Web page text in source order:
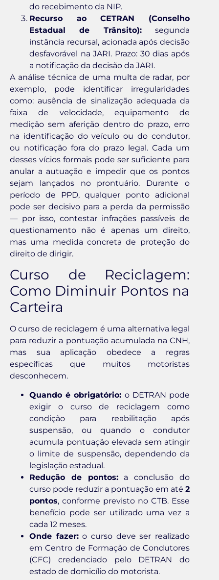
do recebimento da NIP.
Recurso ao CETRAN (Conselho
Estadual de Trânsito):segunda
instância recursal, acionada após decisão
desfavorável na JARI. Prazo: 30 dias após
a notificação da decisão da JARI.
A análise técnica de uma multa de radar, por
exemplo, pode identificar irregularidades
como: ausência de sinalização adequada da
faixa de velocidade, equipamento de
medição sem aferição dentro do prazo, erro
na identificação do veículo ou do condutor,
ou notificação fora do prazo legal. Cada um
desses vícios formais pode ser suficiente para
anular a autuação e impedir que os pontos
sejam lançados no prontuário. Durante o
período de PPD, qualquer ponto adicional
pode ser decisivo para a perda da permissão
— por isso, contestar infrações passíveis de
questionamento não é apenas um direito,
mas uma medida concreta de proteção do
direito de dirigir.
Curso de Reciclagem:
Como Diminuir Pontos na
Carteira
O curso de reciclagem é uma alternativa legal
para reduzir a pontuação acumulada na CNH,
mas sua aplicação obedece a regras
específicas que muitos motoristas
desconhecem.
Quando é obrigatório: o DETRAN pode
exigir o curso de reciclagem como
condição para reabilitação após
suspensão, ou quando o condutor
acumula pontuação elevada sem atingir
o limite de suspensão, dependendo da
legislação estadual.
Redução de pontos:a conclusão do
curso pode reduzir a pontuação em até 2
pontos, conforme previsto no CTB. Esse
benefício pode ser utilizado uma vez a
cada 12 meses.
Onde fazer:o curso deve ser realizado
em Centro de Formação de Condutores
(CFC) credenciado pelo DETRAN do
estado de domicílio do motorista.